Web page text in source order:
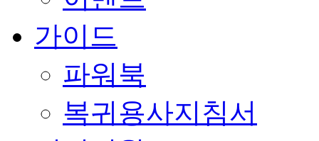
가이드
파워북
복귀용사지침서